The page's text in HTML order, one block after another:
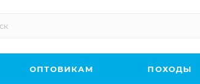
ОПТОВИКАМ ПОХОДЫ